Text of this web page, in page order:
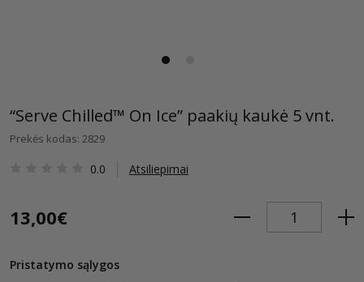
“Serve Chilled™ On Ice” paakių kaukė 5 vnt.
Prekės kodas: 2829
0.0 Atsiliepimai
13,00€
Pristatymo sąlygos